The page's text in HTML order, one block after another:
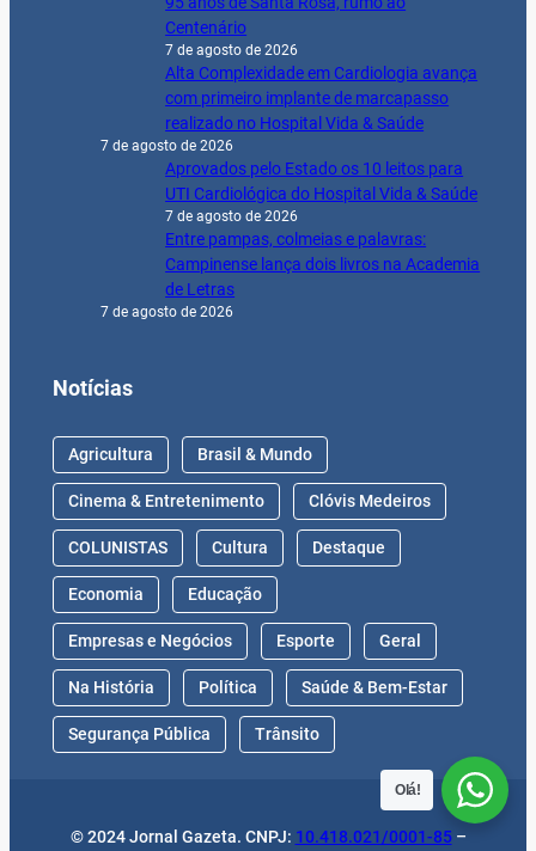
Centenário
7 de agosto de 2026
Alta Complexidade em Cardiologia avança
com primeiro implante de marcapasso
realizado no Hospital Vida & Saúde
7 de agosto de 2026
Aprovados pelo Estado os 10 leitos para
UTI Cardiológica do Hospital Vida & Saúde
7 de agosto de 2026
Entre pampas, colmeias e palavras:
Campinense lança dois livros na Academia
de Letras
7 de agosto de 2026
Notícias
Agricultura Brasil & Mundo
Cinema & Entretenimento Clóvis Medeiros
COLUNISTAS Cultura Destaque
Economia Educação
Empresas e Negócios Esporte Geral
Na História Política Saúde & Bem-Estar
Segurança Pública Trânsito
© 2024 Jornal Gazeta. CNPJ: 10.418.021/0001-85–
Olá!